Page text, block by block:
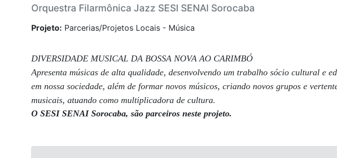
Orquestra Filarmônica Jazz SESI SENAI Sorocaba
Projeto: Parcerias/Projetos Locais - Música
DIVERSIDADE MUSICAL DA BOSSA NOVA AO CARIMBÓ
Apresenta músicas de alta qualidade, desenvolvendo um trabalho sócio cultural e
em nossa sociedade, além de formar novos músicos, criando novos grupos e
musicais, atuando como multiplicadora de cultura.
O SESI SENAI Sorocaba, são parceiros neste projeto.